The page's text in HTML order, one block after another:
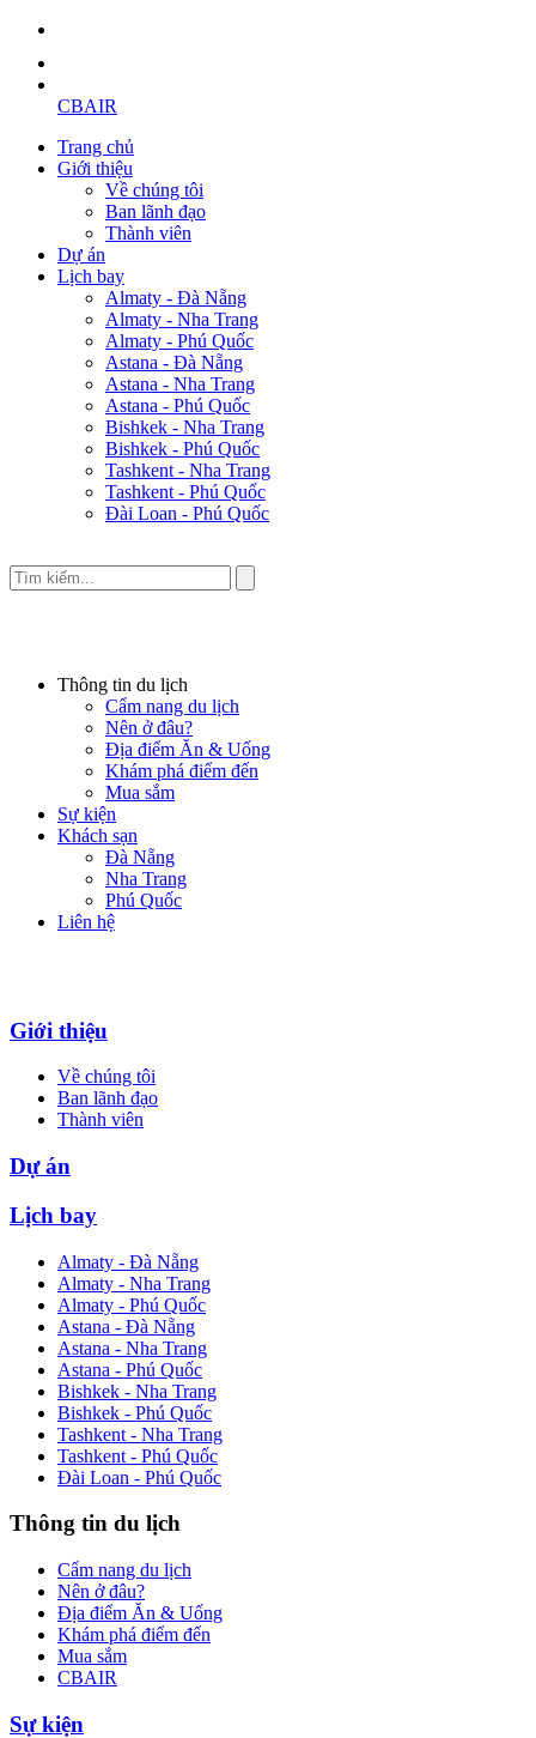
CBAIR
Trang chủ
Giới thiệu
Về chúng tôi
Ban lãnh đạo
Thành viên
Dự án
Lịch bay
Almaty - Đà Nẵng
Almaty - Nha Trang
Almaty - Phú Quốc
Astana - Đà Nẵng
Astana - Nha Trang
Astana - Phú Quốc
Bishkek - Nha Trang
Bishkek - Phú Quốc
Tashkent - Nha Trang
Tashkent - Phú Quốc
Đài Loan - Phú Quốc
Thông tin du lịch
Cẩm nang du lịch
Nên ở đâu?
Địa điểm Ăn & Uống
Khám phá điểm đến
Mua sắm
Sự kiện
Khách sạn
Đà Nẵng
Nha Trang
Phú Quốc
Liên hệ
Giới thiệu
Về chúng tôi
Ban lãnh đạo
Thành viên
Dự án
Lịch bay
Almaty - Đà Nẵng
Almaty - Nha Trang
Almaty - Phú Quốc
Astana - Đà Nẵng
Astana - Nha Trang
Astana - Phú Quốc
Bishkek - Nha Trang
Bishkek - Phú Quốc
Tashkent - Nha Trang
Tashkent - Phú Quốc
Đài Loan - Phú Quốc
Thông tin du lịch
Cẩm nang du lịch
Nên ở đâu?
Địa điểm Ăn & Uống
Khám phá điểm đến
Mua sắm
CBAIR
Sự kiện